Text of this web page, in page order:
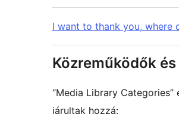
I want to thank you, where
Közreműködők
“Media Library
járultak hozzá: